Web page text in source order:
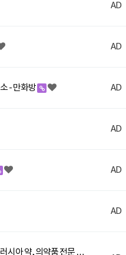
AD
AD
- 만화방 AD
AD
AD
AD
시아 약, 의약품 전문 …